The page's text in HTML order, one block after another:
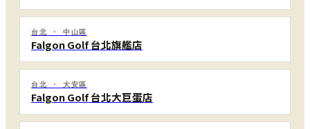
台北 · 中山區
Falgon Golf 台北旗艦店
台北 · 大安區
Falgon Golf 台北大巨蛋店